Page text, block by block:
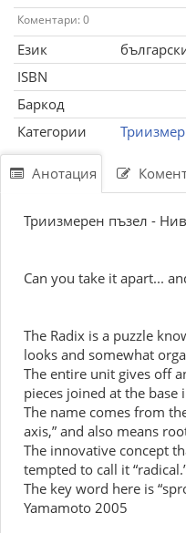
Коментари: 0
Език
ISBN
Баркод
Категории
Анотация
Триизмерен пъзел -
Can you take it apart...
The Radix is a puzzle
looks and somewhat
The entire unit gives off
pieces joined at the base
The name comes from
axis,” and also means
The innovative concept
tempted to call it
The key word here is
Yamamoto 2005